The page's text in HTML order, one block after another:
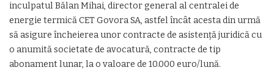
inculpatul Bălan Mihai, director general al centralei de
energie termică CET Govora SA, astfel încât acesta din urmă
să asigure încheierea unor contracte de asistență juridică cu
o anumită societate de avocatură, contracte de tip
abonament lunar, la o valoare de 10.000 euro/lună.